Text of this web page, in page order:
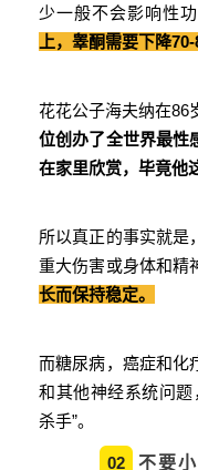
少一般不会影响性
上，睾酮需要下降
花花公子海夫纳在86
位创办了全世界最性
在家里欣赏，毕竟他
所以真正的事实就是
重大伤害或身体和精
长而保持稳定。
而糖尿病，癌症和化
和其他神经系统问
杀手”。
02 不要